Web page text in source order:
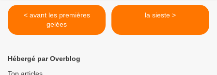
< avant les premières
gelées
la sieste >
Hébergé par Overblog